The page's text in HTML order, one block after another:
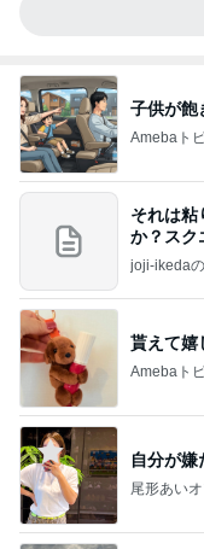
子供が飽
Amebaト
それは粘
か？スク
joji-ikeda
貰えて嬉
Amebaト
自分が嫌
尾形あい